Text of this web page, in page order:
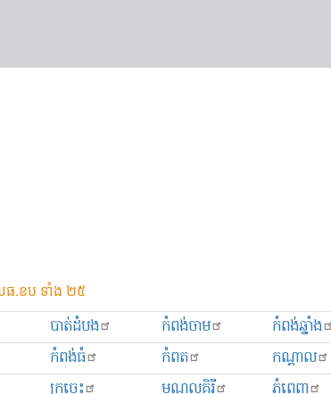
ធ.ខប ទាំង ២៥
បាត់ដំបង កំពង់ចាម
កំពង់ឆ្នាំង
កំពង់ធំ កំពត
កណ្ដាល
ក្រចេះ មណ្ឌលគិរី ភ្នំពេញ